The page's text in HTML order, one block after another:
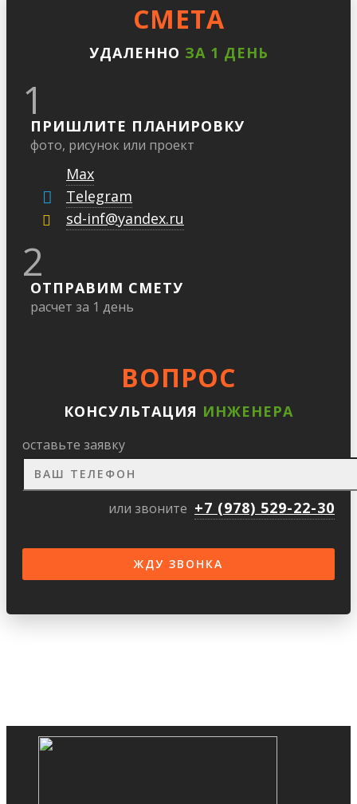
CМЕТА
УДАЛЕННО ЗА 1 ДЕНЬ
1
ПРИШЛИТЕ ПЛАНИРОВКУ
фото, рисунок или проект
Max
Telegram
sd-inf@yandex.ru
2
ОТПРАВИМ СМЕТУ
расчет за 1 день
ВОПРОС
КОНСУЛЬТАЦИЯ ИНЖЕНЕРА
оставьте заявку
или звоните +7 (978) 529-22-30